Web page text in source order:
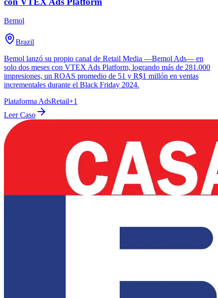
Bemol
Brazil
Bemol lanzó su propio canal de Retail Media —Bemol Ads— en
solo dos meses con VTEX Ads Platform, logrando más de 281.000
impresiones, un ROAS promedio de 51 y R$1 millón en ventas
incrementales durante el Black Friday 2024.
Plataforma AdsRetail+1
Leer Caso